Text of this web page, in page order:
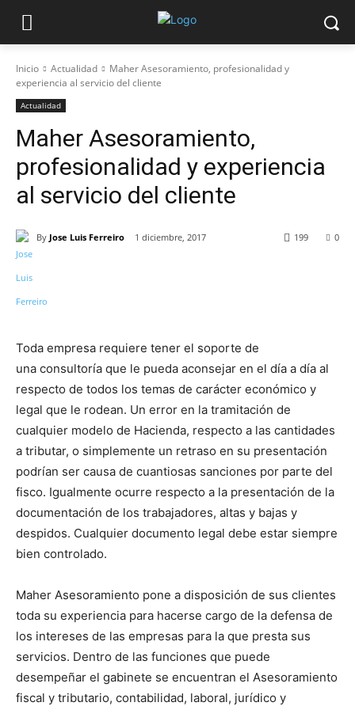
Inicio Actualidad
Maher Asesoramiento, profesionalidad y
experiencia al servicio del cliente
Actualidad
Maher Asesoramiento,
profesionalidad y experiencia
al servicio del cliente
By Jose Luis Ferreiro 1 diciembre, 2017 0
199
Toda empresa requiere tener el soporte de
una consultoría que le pueda aconsejar en el día a día al
respecto de todos los temas de carácter económico y
legal que le rodean. Un error en la tramitación de
cualquier modelo de Hacienda, respecto a las cantidades
a tributar, o simplemente un retraso en su presentación
podrían ser causa de cuantiosas sanciones por parte del
fisco. Igualmente ocurre respecto a la presentación de la
documentación de los trabajadores, altas y bajas y
despidos. Cualquier documento legal debe estar siempre
bien controlado.
Maher Asesoramiento pone a disposición de sus clientes
toda su experiencia para hacerse cargo de la defensa de
los intereses de las empresas para la que presta sus
servicios. Dentro de las funciones que puede
desempeñar el gabinete se encuentran el Asesoramiento
fiscal y tributario, contabilidad, laboral, jurídico y